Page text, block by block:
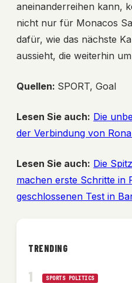
aneinanderreihen kann,
nicht nur für Monacos
dafür, wie das nächste
aussieht, die weiterhin
Quellen: SPORT, Goal
Lesen Sie auch: Die
der Verbindung von
Lesen Sie auch: Die
machen erste Schritte in
geschlossenen Test in
TRENDING
SPORTS POLITICS